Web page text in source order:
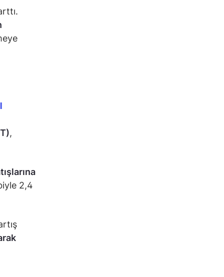
,
2,4